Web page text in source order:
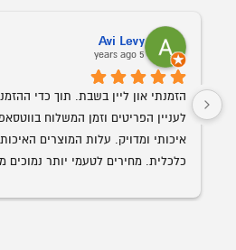
Avi Levy
5 years ago
מ-24 שעות מההזמנה.